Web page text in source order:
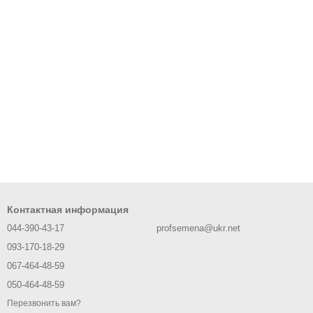
Контактная информация
044-390-43-17
093-170-18-29
067-464-48-59
050-464-48-59
Перезвонить вам?
profsemena@ukr.net